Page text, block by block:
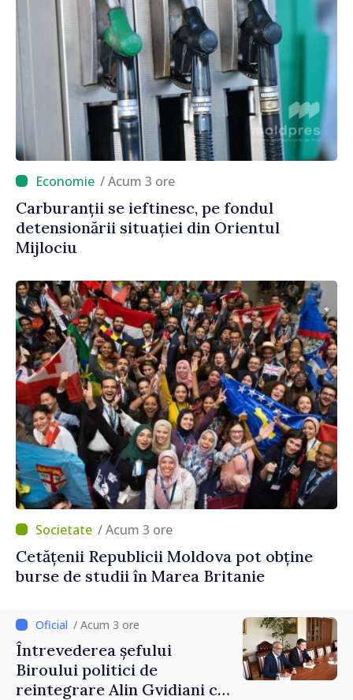
/ Acum 3 ore
Carburanții se ieftinesc, pe fondul
detensionării situației din Orientul
Mijlociu
/ Acum 3 ore
Cetățenii Republicii Moldova pot obține
burse de studii în Marea Britanie
/ Acum 3 ore
Întrevederea șefului
Biroului politici de
reintegrare Alin Gvidiani cu